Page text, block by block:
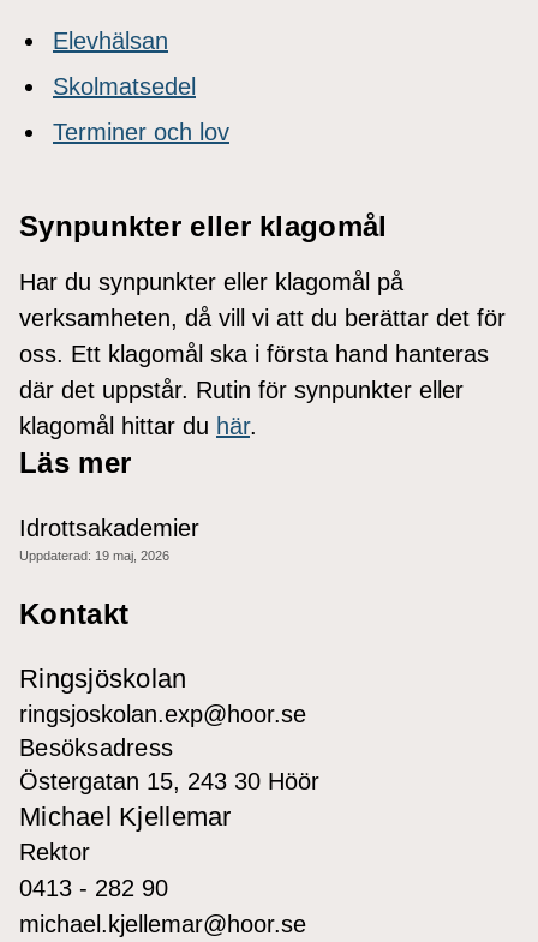
Elevhälsan
Skolmatsedel
Terminer och lov
Synpunkter eller klagomål
Har du synpunkter eller klagomål på
verksamheten, då vill vi att du berättar det för
oss. Ett klagomål ska i första hand hanteras
där det uppstår. Rutin för synpunkter eller
klagomål hittar du här.
Läs mer
Idrottsakademier
Uppdaterad: 19 maj, 2026
Kontakt
Ringsjöskolan
ringsjoskolan.exp@hoor.se
Besöksadress
Östergatan 15, 243 30 Höör
Michael Kjellemar
Rektor
0413 - 282 90
michael.kjellemar@hoor.se